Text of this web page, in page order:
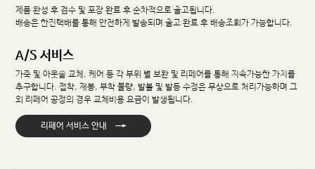
제품 완성 후 검수 및 포장 완료 후 순차적으로 출고됩니다.
배송은 한진택배를 통해 안전하게 발송되며 출고 완료 후 배송조회가 가능합니다.
A/S 서비스
가죽 및 아웃솔 교체, 케어 등 각 부위 별 보완 및 리페어를 통해 지속가능한 가치를
추구합니다. 접착, 재봉, 부착 불량, 발볼 및 발등 수정은 무상으로 처리가능하며 그
외 리페어 공정의 경우 교체비용 요금이 발생됩니다.
리페어 서비스 안내 →